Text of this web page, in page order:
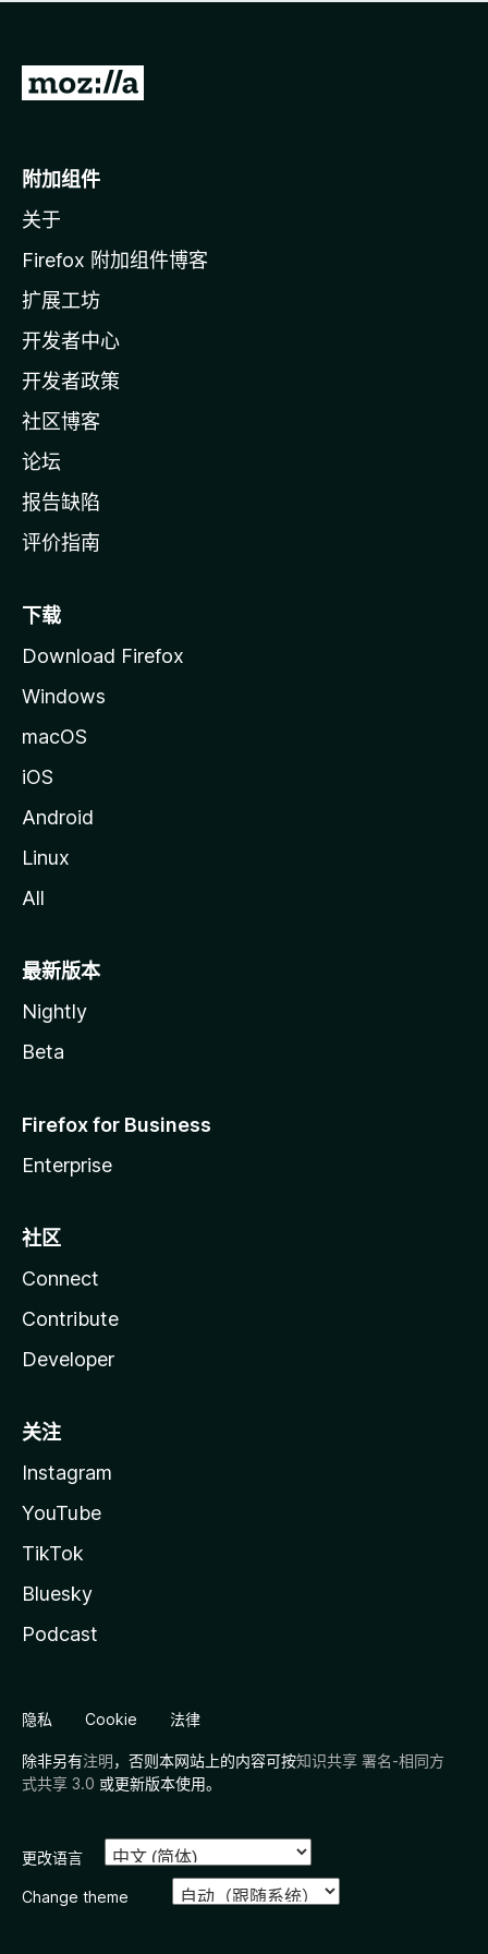
无
转
o
i
l
a
主
页
附加组件
关于
Firefox 附加组件博客
扩展工坊
开发者中心
开发者政策
社区博客
论坛
报告缺陷
评价指南
下载
Download Firefox
Windows
macOS
iOS
Android
Linux
All
最新版本
Nightly
Beta
Firefox for Business
Enterprise
社区
Connect
Contribute
Developer
关注
Instagram
YouTube
TikTok
Bluesky
Podcast
隐私 Cookie 法律
除非另有注明，否则本网站上的内容可按知识共享 署名-相同方
式共享 3.0 或更新版本使用。
更改语言
Change theme